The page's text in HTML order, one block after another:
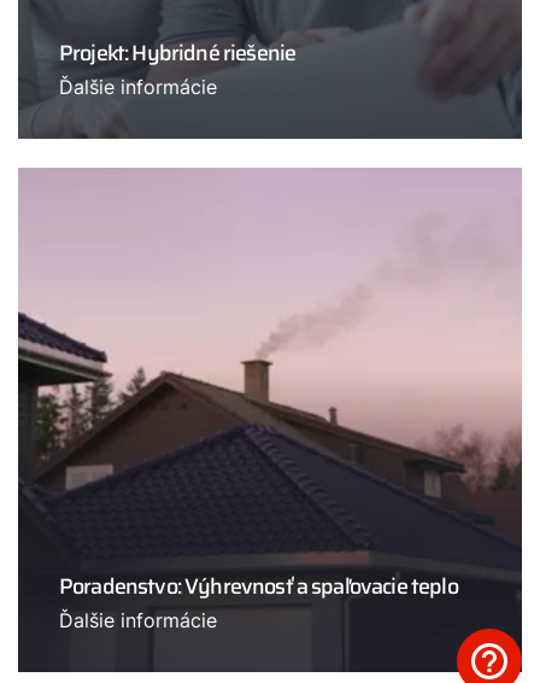
Projekt: Hybridné riešenie
Ďalšie informácie
Poradenstvo: Výhrevnosť a spaľovacie teplo
Ďalšie informácie